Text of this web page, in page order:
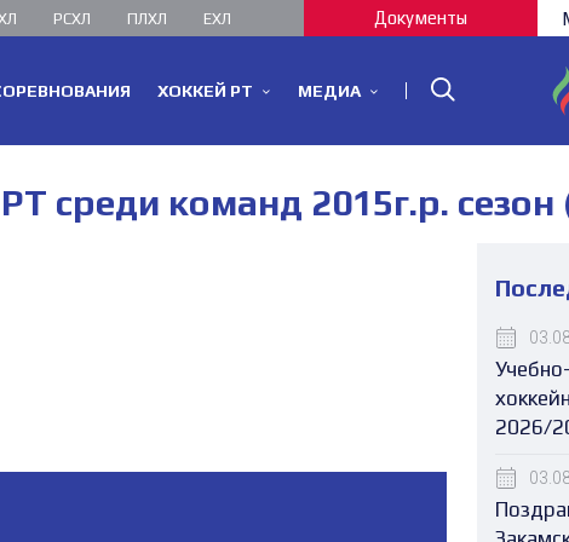
РСХЛ ПЛХЛ ЕХЛ Документы
ХОККЕЙ РТ МЕДИА
команд 2015г.р. сезон
2026/